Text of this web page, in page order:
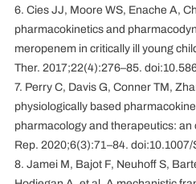
6. Cies JJ, Moore WS, Enache A,
pharmacokinetics and
meropenem in critically ill young
Ther. 2017;22(4):276–85.
7. Perry C, Davis G, Conner TM,
physiologically based
pharmacology and therapeutics:
Rep. 2020;6(3):71–84.
8. Jamei M, Bajot F, Neuhoff S,